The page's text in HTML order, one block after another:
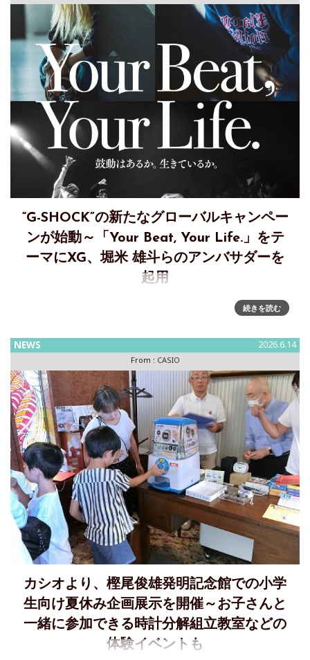
“G-SHOCK”の新たなグローバルキャンペー
ンが始動～「Your Beat, Your Life.」をテ
ーマにXG、堀米 雄斗らのアンバサダーを
起用
「Your Beat, Your Life.」をテーマした “G-SHOCK”のグロー
バルキャンペーンを新たに始動カシオ計算機は、耐衝撃ウオ
続きを読む
NEWS 2026.6.14
From : CASIO
カシオより、樫尾俊雄発明記念館での小学
生向け夏休み企画展示を開催～お子さんと
一緒に参加できる時計分解組立教室などの
体験イベントも